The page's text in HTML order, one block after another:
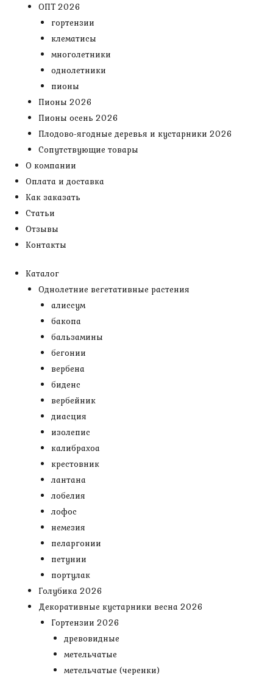
ОПТ 2026
гортензии
клематисы
многолетники
однолетники
пионы
Пионы 2026
Пионы осень 2026
Плодово-ягодные деревья и кустарники 2026
Сопутствующие товары
О компании
Оплата и доставка
Как заказать
Статьи
Отзывы
Контакты
Каталог
Однолетние вегетативные растения
алиссум
бакопа
бальзамины
бегонии
вербена
биденс
вербейник
диасция
изолепис
калибрахоа
крестовник
лантана
лобелия
лофос
немезия
пеларгонии
петунии
портулак
Голубика 2026
Декоративные кустарники весна 2026
Гортензии 2026
древовидные
метельчатые
метельчатые (черенки)